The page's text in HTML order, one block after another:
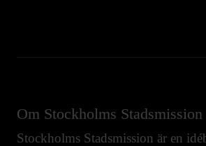
Om Stockholms Stadsmission
Stockholms Stadsmission är en